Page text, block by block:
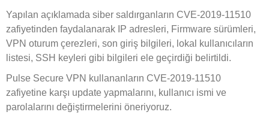
Yapılan açıklamada siber saldırganların CVE-2019-11510
zafiyetinden faydalanarak IP adresleri, Firmware sürümleri,
VPN oturum çerezleri, son giriş bilgileri, lokal kullanıcıların
listesi, SSH keyleri gibi bilgileri ele geçirdiği belirtildi.
Pulse Secure VPN kullananların CVE-2019-11510
zafiyetine karşı update yapmalarını, kullanıcı ismi ve
parolalarını değiştirmelerini öneriyoruz.